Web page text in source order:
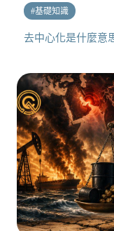
#基礎知識
去中心化是什麼意